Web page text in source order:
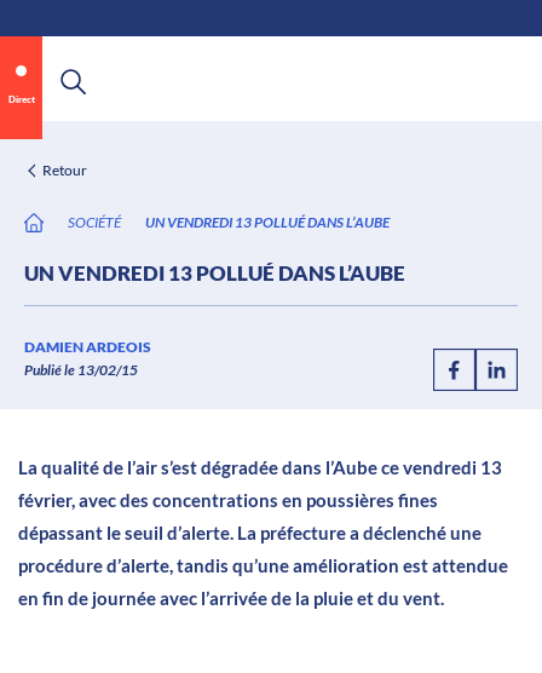
contenu
Direct
Retour
SOCIÉTÉ UN VENDREDI 13 POLLUÉ DANS L’AUBE
UN VENDREDI 13 POLLUÉ DANS L’AUBE
DAMIEN ARDEOIS
Publié le 13/02/15
0:06 / 0:12
La qualité de l’air s’est dégradée dans l’Aube ce vendredi 13
février, avec des concentrations en poussières fines
dépassant le seuil d’alerte. La préfecture a déclenché une
procédure d’alerte, tandis qu’une amélioration est attendue
en fin de journée avec l’arrivée de la pluie et du vent.